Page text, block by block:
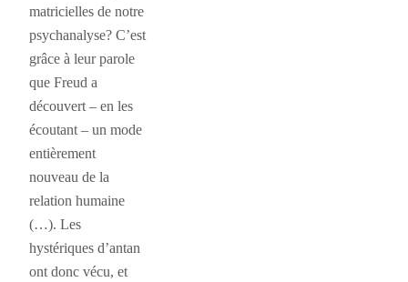
matricielles de notre
psychanalyse? C’est
grâce à leur parole
que Freud a
découvert – en les
écoutant – un mode
entièrement
nouveau de la
relation humaine
(…). Les
hystériques d’antan
ont donc vécu, et